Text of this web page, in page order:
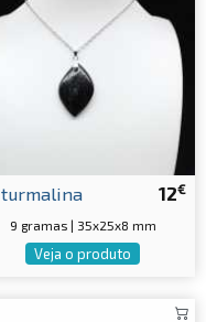
12€
turmalina
9 gramas | 35x25x8 mm
Veja o produto